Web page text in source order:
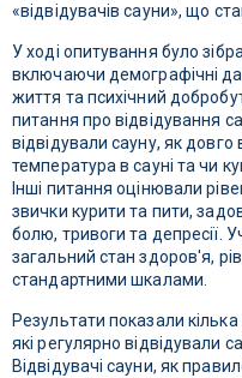
«відвідувачів сауни», що
У ході опитування було
включаючи демографічні
життя та психічний
питання про відвідування
відвідували сауну, як
температура в сауні та чи
Інші питання оцінювали
звички курити та пити,
болю, тривоги та депресії.
загальний стан здоров'я,
стандартними шкалами.
Результати показали
які регулярно відвідували
Відвідувачі сауни, як